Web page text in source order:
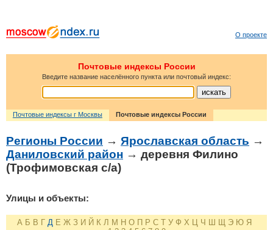
О проекте
Почтовые индексы России
Введите название населённого пункта или почтовый индекс:
Почтовые индексы г Москвы Почтовые индексы России
Регионы России → Ярославская область →
Даниловский район → деревня Филино
(Трофимовская с/а)
Улицы и объекты:
А Б В Г Д Е Ж З И Й К Л М Н О П Р С Т У Ф Х Ц Ч Ш Щ Э Ю Я